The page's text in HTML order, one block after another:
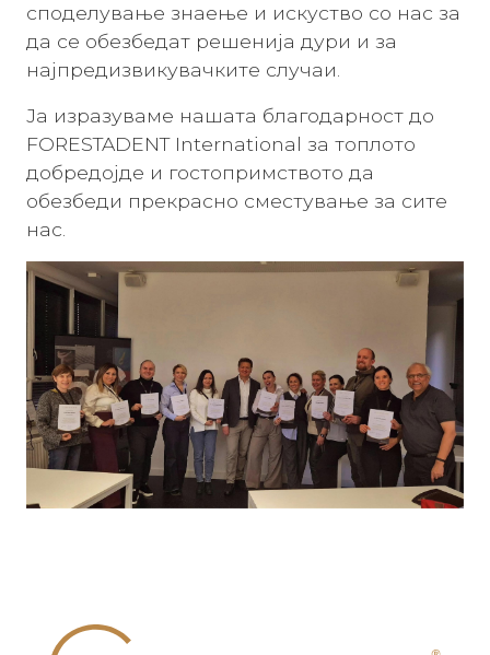
споделување знаење и искуство со нас за
да се обезбедат решенија дури и за
најпредизвикувачките случаи.
Ја изразуваме нашата благодарност до
FORESTADENT International за топлото
добредојде и гостопримството да
обезбеди прекрасно сместување за сите
нас.